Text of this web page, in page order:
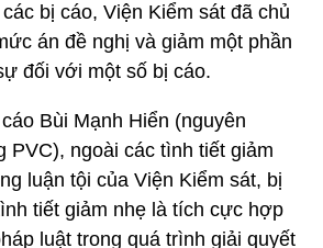
bị cáo, Viện Kiểm sát đã chủ
án đề nghị và giảm một phần
đối với một số bị cáo.
Bùi Mạnh Hiển (nguyên
PVC), ngoài các tình tiết giảm
luận tội của Viện Kiểm sát, bị
tiết giảm nhẹ là tích cực hợp
luật trong quá trình giải quyết